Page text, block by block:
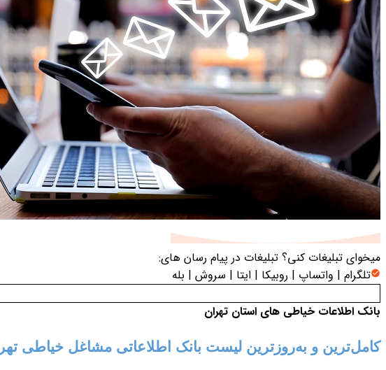
میخوای تبلیغات کنی؟ تبلیغات در پیام رسان های:
تلگرام | واتساپ | روبیکا | ایتا | سروش | بله
بانک اطلاعات خیاطی های استان تهران
کامل‌ترین و به‌روزترین لیست بانک اطلاعاتی مشاغل خیاطی